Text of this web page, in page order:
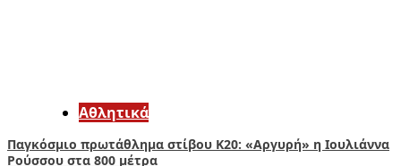
Αθλητικά
Παγκόσμιο πρωτάθλημα στίβου Κ20: «Αργυρή» η Ιουλιάννα
Ρούσσου στα 800 μέτρα